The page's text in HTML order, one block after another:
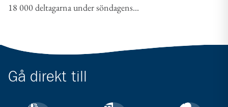
18 000 deltagarna under söndagens...
Gå direkt till